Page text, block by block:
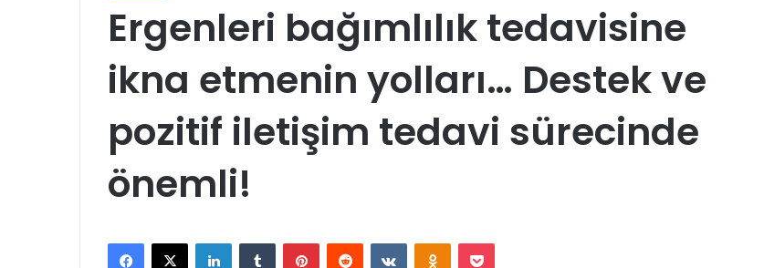
Ergenleri bağımlılık tedavisine
ikna etmenin yolları… Destek ve
pozitif iletişim tedavi sürecinde
önemli!